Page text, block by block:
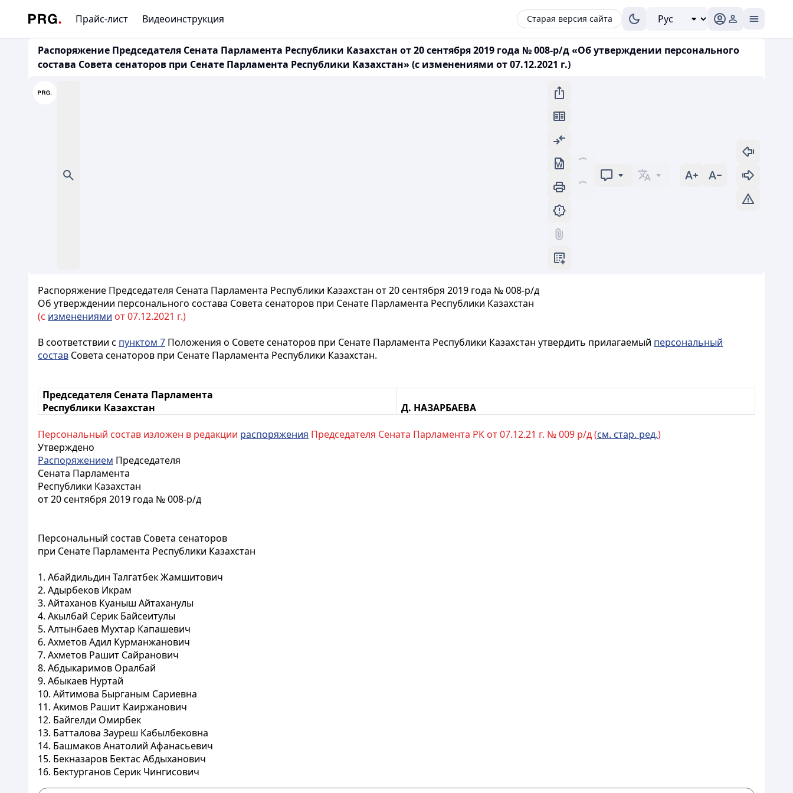
Прайс-лист Видеоинструкция Старая версия сайта
Распоряжение Председателя Сената Парламента Республики Казахстан от 20 сентября 2019 года № 008-р/д «Об утверждении персонального
состава Совета сенаторов при Сенате Парламента Республики Казахстан» (с изменениями от 07.12.2021 г.)
Распоряжение Председателя Сената Парламента Республики Казахстан от 20 сентября 2019 года № 008-р/д
Об утверждении персонального состава Совета сенаторов при Сенате Парламента Республики Казахстан
(с изменениями от 07.12.2021 г.)
В соответствии с пунктом 7 Положения о Совете сенаторов при Сенате Парламента Республики Казахстан утвердить прилагаемый персональный
состав Совета сенаторов при Сенате Парламента Республики Казахстан.
Председателя Сената Парламента
Республики Казахстан
Д. НАЗАРБАЕВА
Персональный состав изложен в редакции распоряжения Председателя Сената Парламента РК от 07.12.21 г. № 009 р/д (см. стар. ред.)
Утверждено
Распоряжением Председателя
Сената Парламента
Республики Казахстан
от 20 сентября 2019 года № 008-р/д
Персональный состав Совета сенаторов
при Сенате Парламента Республики Казахстан
1. Абайдильдин Талгатбек Жамшитович
2. Адырбеков Икрам
3. Айтаханов Куаныш Айтаханулы
4. Акылбай Серик Байсеитулы
5. Алтынбаев Мухтар Капашевич
6. Ахметов Адил Курманжанович
7. Ахметов Рашит Сайранович
8. Абдыкаримов Оралбай
9. Абыкаев Нуртай
10. Айтимова Бырганым Сариевна
11. Акимов Рашит Каиржанович
12. Байгелди Омирбек
13. Батталова Зауреш Кабылбековна
14. Башмаков Анатолий Афанасьевич
15. Бекназаров Бектас Абдыханович
16. Бектурганов Серик Чингисович